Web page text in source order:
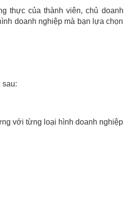
thực của thành viên, chủ doanh
doanh nghiệp mà bạn lựa chọn
sau:
với từng loại hình doanh nghiệp